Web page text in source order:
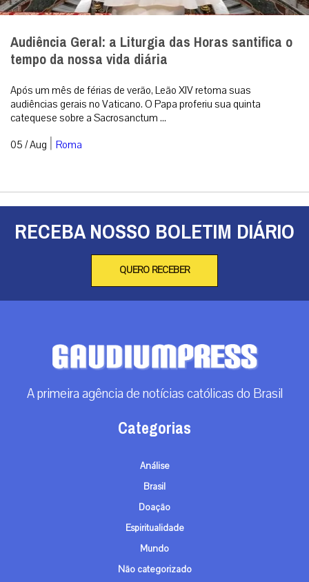
Audiência Geral: a Liturgia das Horas santifica o
tempo da nossa vida diária
Após um mês de férias de verão, Leão XIV retoma suas
audiências gerais no Vaticano. O Papa proferiu sua quinta
catequese sobre a Sacrosanctum ...
05 / Aug | Roma
RECEBA NOSSO BOLETIM DIÁRIO
QUERO RECEBER
A primeira agência de notícias católicas do Brasil
Categorias
Análise
Brasil
Doação
Espiritualidade
Mundo
Não categorizado